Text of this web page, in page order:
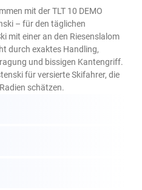
mit der TLT 10 DEMO
– für den täglichen
mit einer an den Riesenslalom
durch exaktes Handling,
und bissigen Kantengriff.
für versierte Skifahrer, die
schätzen.